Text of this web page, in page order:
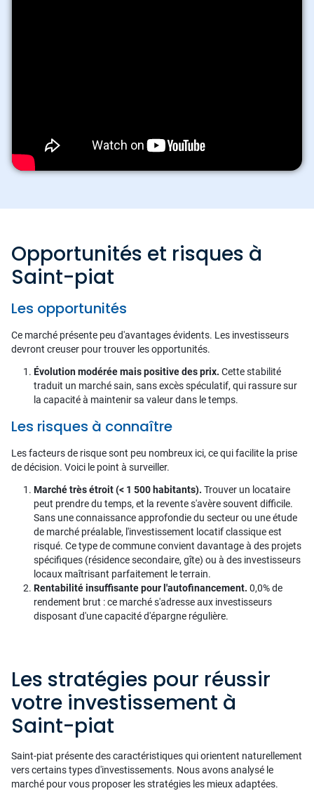
Opportunités et risques à
Saint-piat
Les opportunités
Ce marché présente peu d'avantages évidents. Les investisseurs
devront creuser pour trouver les opportunités.
Évolution modérée mais positive des prix. Cette stabilité
traduit un marché sain, sans excès spéculatif, qui rassure sur
la capacité à maintenir sa valeur dans le temps.
Les risques à connaître
Les facteurs de risque sont peu nombreux ici, ce qui facilite la prise
de décision. Voici le point à surveiller.
Marché très étroit (< 1 500 habitants). Trouver un locataire
peut prendre du temps, et la revente s'avère souvent difficile.
Sans une connaissance approfondie du secteur ou une étude
de marché préalable, l'investissement locatif classique est
risqué. Ce type de commune convient davantage à des projets
spécifiques (résidence secondaire, gîte) ou à des investisseurs
locaux maîtrisant parfaitement le terrain.
Rentabilité insuffisante pour l'autofinancement. 0,0% de
rendement brut : ce marché s'adresse aux investisseurs
disposant d'une capacité d'épargne régulière.
Les stratégies pour réussir
votre investissement à
Saint-piat
Saint-piat présente des caractéristiques qui orientent naturellement
vers certains types d'investissements. Nous avons analysé le
marché pour vous proposer les stratégies les mieux adaptées.